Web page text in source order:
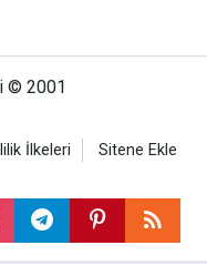
© 2001
İlkeleri Sitene Ekle